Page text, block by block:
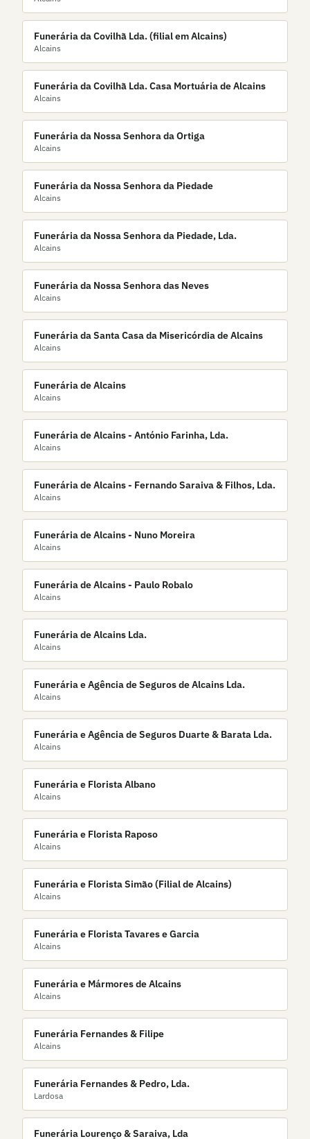
Funerária da Covilhã Lda. (filial em Alcains)
Alcains
Funerária da Covilhã Lda. Casa Mortuária de Alcains
Alcains
Funerária da Nossa Senhora da Ortiga
Alcains
Funerária da Nossa Senhora da Piedade
Alcains
Funerária da Nossa Senhora da Piedade, Lda.
Alcains
Funerária da Nossa Senhora das Neves
Alcains
Funerária da Santa Casa da Misericórdia de Alcains
Alcains
Funerária de Alcains
Alcains
Funerária de Alcains - António Farinha, Lda.
Alcains
Funerária de Alcains - Fernando Saraiva & Filhos, Lda.
Alcains
Funerária de Alcains - Nuno Moreira
Alcains
Funerária de Alcains - Paulo Robalo
Alcains
Funerária de Alcains Lda.
Alcains
Funerária e Agência de Seguros de Alcains Lda.
Alcains
Funerária e Agência de Seguros Duarte & Barata Lda.
Alcains
Funerária e Florista Albano
Alcains
Funerária e Florista Raposo
Alcains
Funerária e Florista Simão (Filial de Alcains)
Alcains
Funerária e Florista Tavares e Garcia
Alcains
Funerária e Mármores de Alcains
Alcains
Funerária Fernandes & Filipe
Alcains
Funerária Fernandes & Pedro, Lda.
Lardosa
Funerária Lourenço & Saraiva, Lda